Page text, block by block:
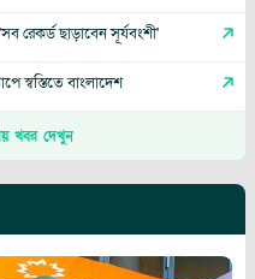
রেকর্ড ছাড়াবেন সূর্যবংশী'
স্বস্তিতে বাংলাদেশ
খবর দেখুন